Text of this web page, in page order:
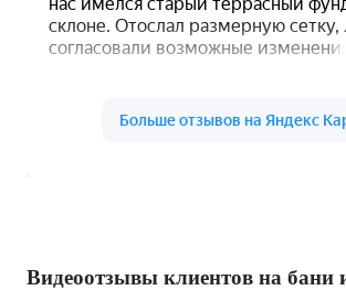
Видеоотзывы клиентов на бани